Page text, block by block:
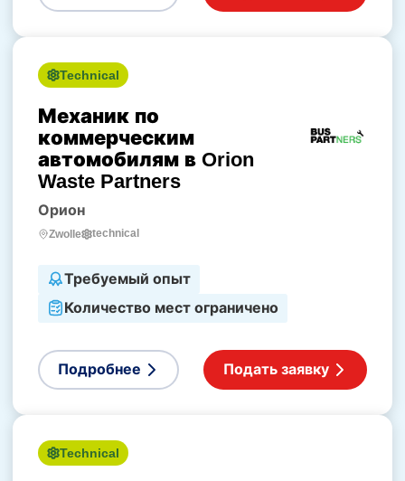
Technical
Механик по
коммерческим
автомобилям в Orion
Waste Partners
Орион
Zwolle technical
Требуемый опыт
Количество мест ограничено
Подробнее Подать заявку
Technical